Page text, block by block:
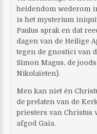
heidendom wederom
is het mysterium
Paulus sprak en dat
dagen van de Heilige
tegen de gnostici van
Simon Magus, de
Nikolaïeten).
Men kan niet én
de prelaten van de
priesters van Christus
afgod Gaia.